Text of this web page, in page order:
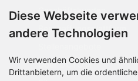
Geschäftskunden
Beschaffungsplattform
Über OCTO IT
Diese Webseite
andere Technologien
Wir verwenden Cookies und
Drittanbietern, um die